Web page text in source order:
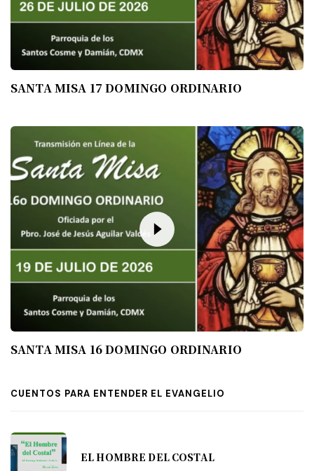
SANTA MISA 17 DOMINGO ORDINARIO
SANTA MISA 16 DOMINGO ORDINARIO
CUENTOS PARA ENTENDER EL EVANGELIO
EL HOMBRE DEL COSTAL